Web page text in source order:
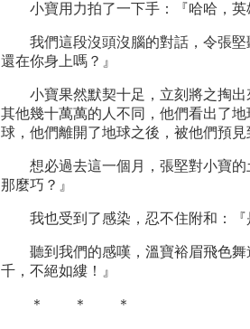
小寶用力拍了一下手：『哈哈，英
我們這段沒頭沒腦的對話，令張堅
還在你身上嗎？』
小寶果然默契十足，立刻將之掏出
其他幾十萬萬的人不同，他們看出了
球，他們離開了地球之後，被他們預
想必過去這一個月，張堅對小寶的
那麼巧？』
我也受到了感染，忍不住附和：『
聽到我們的感嘆，溫寶裕眉飛色舞
千，不絕如縷！』
＊ ＊ ＊